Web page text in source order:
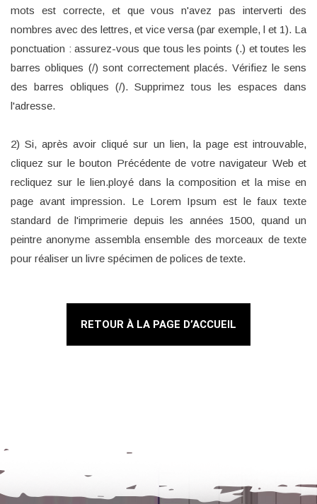
mots est correcte, et que vous n'avez pas interverti des
nombres avec des lettres, et vice versa (par exemple, l et 1). La
ponctuation : assurez-vous que tous les points (.) et toutes les
barres obliques (/) sont correctement placés. Vérifiez le sens
des barres obliques (/). Supprimez tous les espaces dans
l'adresse.
2) Si, après avoir cliqué sur un lien, la page est introuvable,
cliquez sur le bouton Précédente de votre navigateur Web et
recliquez sur le lien.ployé dans la composition et la mise en
page avant impression. Le Lorem Ipsum est le faux texte
standard de l'imprimerie depuis les années 1500, quand un
peintre anonyme assembla ensemble des morceaux de texte
pour réaliser un livre spécimen de polices de texte.
RETOUR À LA PAGE D’ACCUEIL